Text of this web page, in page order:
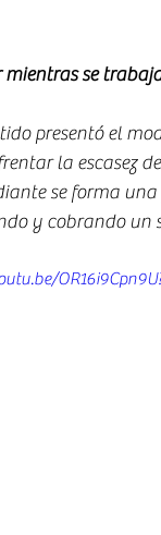
mientras se
presentó el
la escasez
se forma
y cobrando un